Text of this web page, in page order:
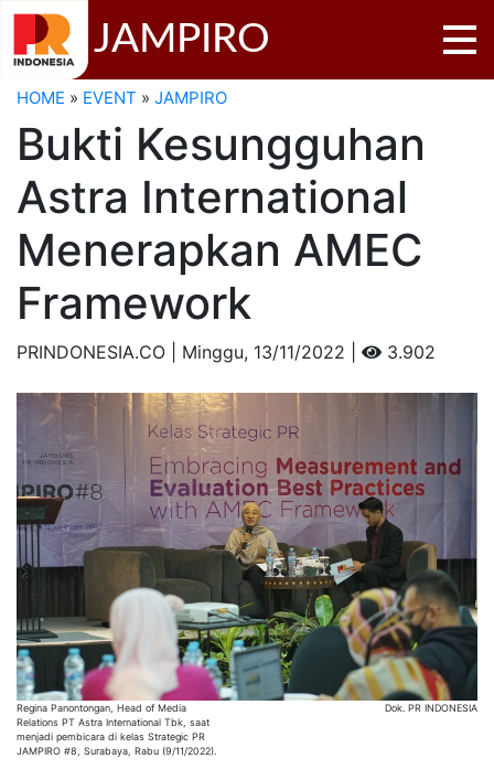
JAMPIRO
HOME » EVENT » JAMPIRO
Bukti Kesungguhan
Astra International
Menerapkan AMEC
Framework
PRINDONESIA.CO | Minggu, 13/11/2022 | 3.902
Regina Panontongan, Head of Media
Relations PT Astra International Tbk, saat
menjadi pembicara di kelas Strategic PR
JAMPIRO #8, Surabaya, Rabu (9/11/2022).
Dok. PR INDONESIA